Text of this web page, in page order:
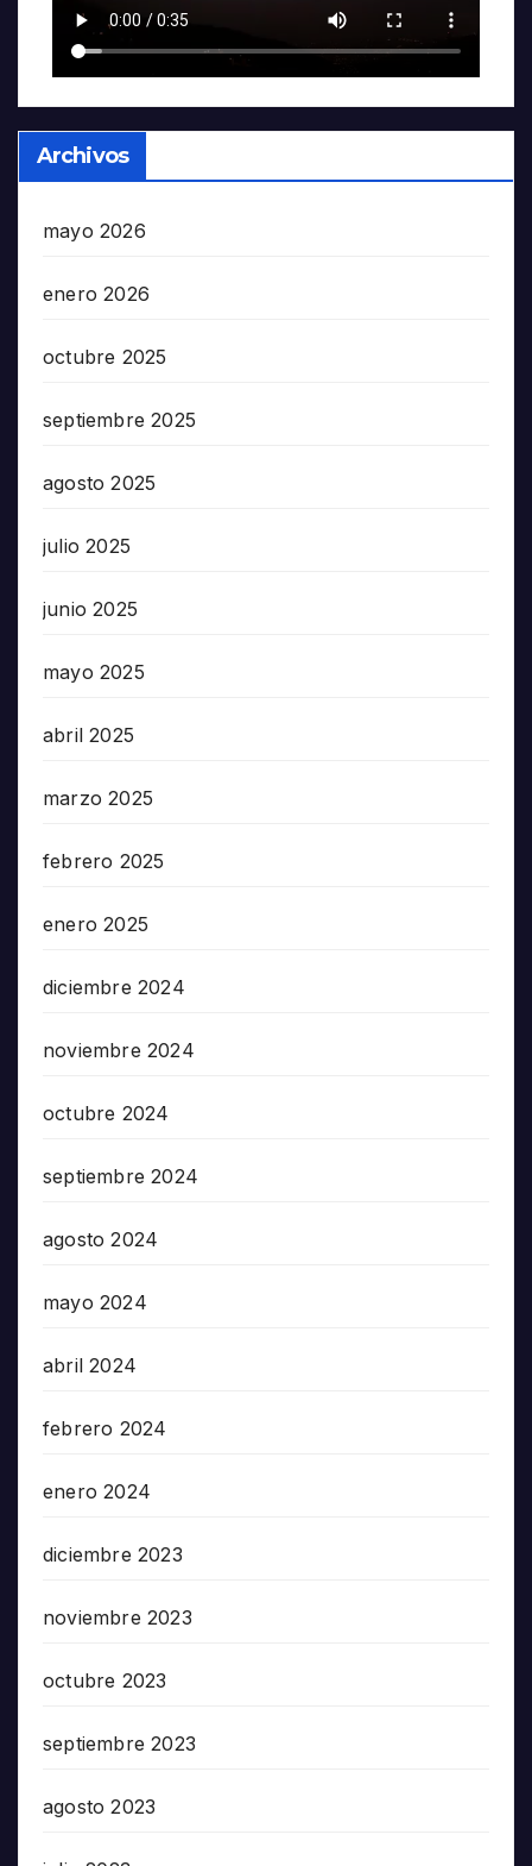
Archivos
mayo 2026
enero 2026
octubre 2025
septiembre 2025
agosto 2025
julio 2025
junio 2025
mayo 2025
abril 2025
marzo 2025
febrero 2025
enero 2025
diciembre 2024
noviembre 2024
octubre 2024
septiembre 2024
agosto 2024
mayo 2024
abril 2024
febrero 2024
enero 2024
diciembre 2023
noviembre 2023
octubre 2023
septiembre 2023
agosto 2023